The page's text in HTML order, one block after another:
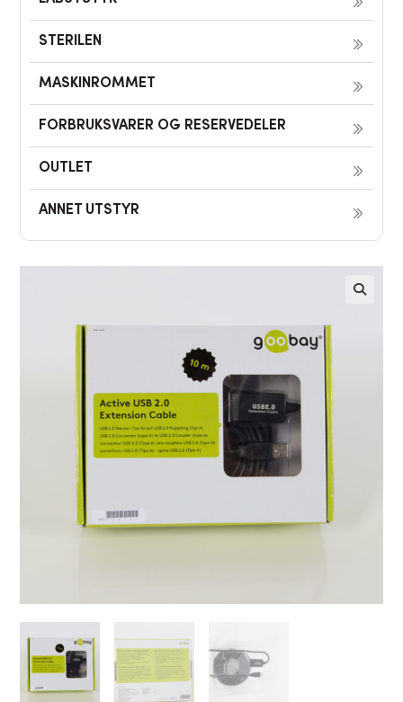
STERILEN
MASKINROMMET
FORBRUKSVARER OG RESERVEDELER
OUTLET
ANNET UTSTYR